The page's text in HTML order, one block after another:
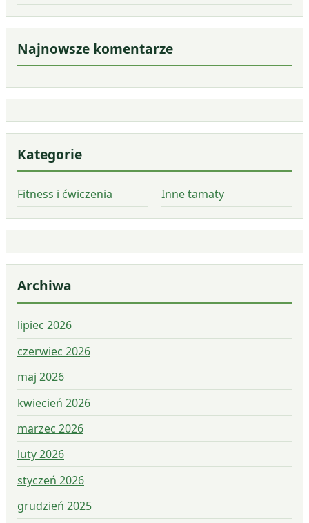
Najnowsze komentarze
Kategorie
Fitness i ćwiczenia Inne tamaty
Archiwa
lipiec 2026
czerwiec 2026
maj 2026
kwiecień 2026
marzec 2026
luty 2026
styczeń 2026
grudzień 2025